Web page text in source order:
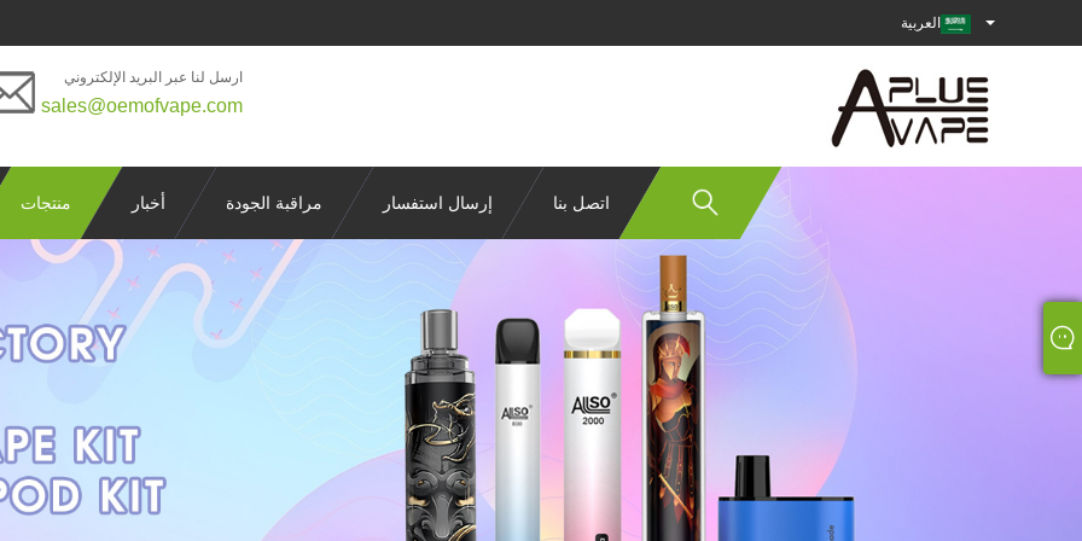
العربية
ارسل لنا عبر البريد الإلكتروني
sales@oemofvape.com
منتجات أخبار مراقبة الجودة إرسال استفسار اتصل بنا